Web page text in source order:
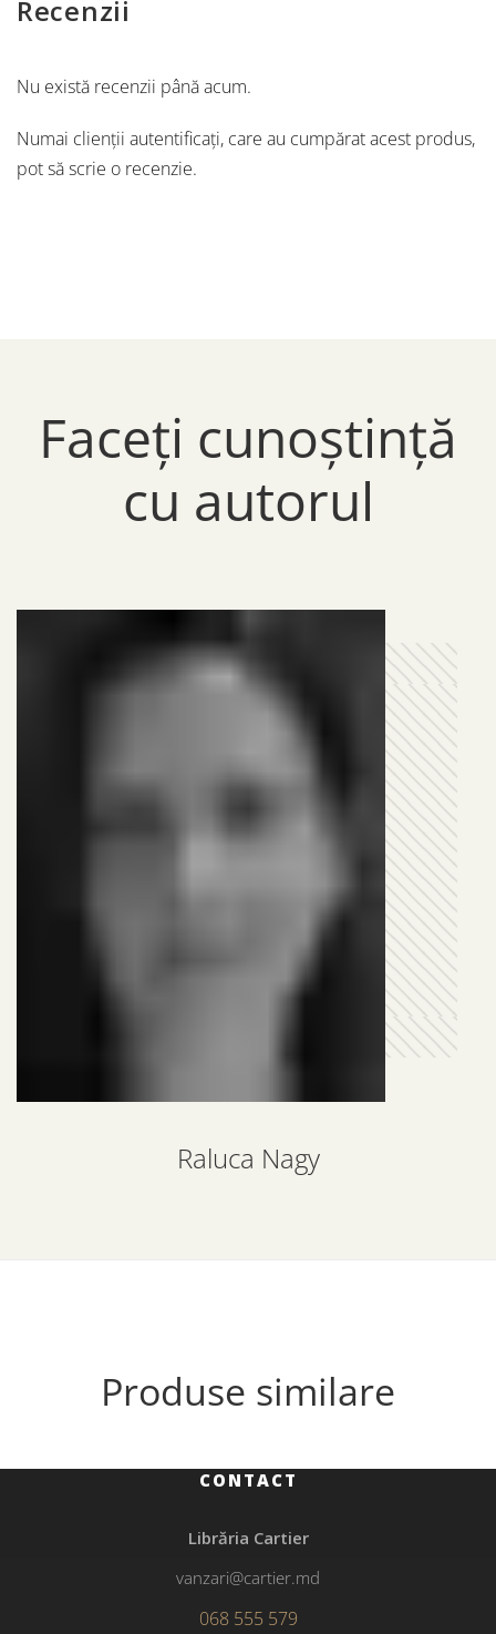
Recenzii
Nu există recenzii până acum.
Numai clienții autentificați, care au cumpărat acest produs,
pot să scrie o recenzie.
Faceți cunoștință
cu autorul
Raluca Nagy
Produse similare
CONTACT
Librăria Cartier
vanzari@cartier.md
068 555 579